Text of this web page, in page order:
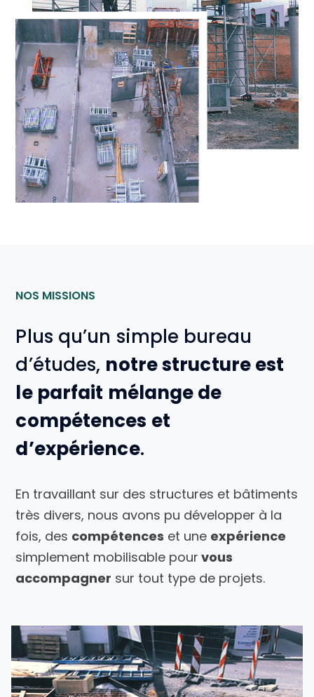
NOS MISSIONS
Plus qu’un simple bureau
d’études, notre structure est
le parfait mélange de
compétences et
d’expérience.
En travaillant sur des structures et bâtiments
très divers, nous avons pu développer à la
fois, des compétences et une expérience
simplement mobilisable pour vous
accompagner sur tout type de projets.